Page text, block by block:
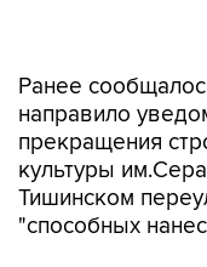
прекращения
культуры
Тишинском
"способных
В пресс-службе